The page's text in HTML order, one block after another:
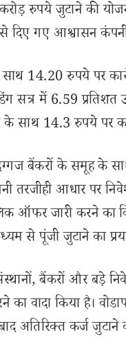
करोड़ रुपये जुटाने की
से दिए गए आश्वासन
14.20 रुपये पर
सत्र में 6.59 प्रतिशत
साथ 14.3 रुपये पर
बैंकरों के समूह के
तरजीही आधार पर
ऑफर जारी करने का
से पूंजी जुटाने का
बैंकरों और बड़े
वादा किया है।
अतिरिक्त कर्ज जुटाने